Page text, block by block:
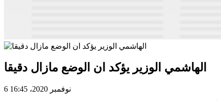
الهاشمي الوزير يؤكد ان الوضع مازال دقيقا
6 نوفمبر 2020، 16:45